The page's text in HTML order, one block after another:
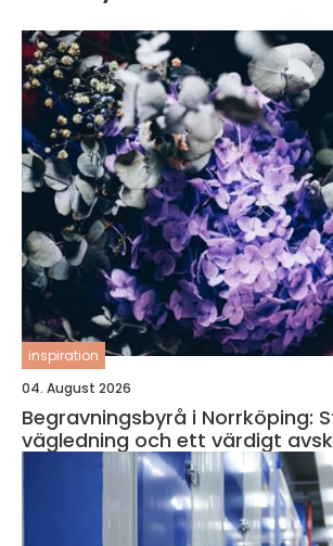
inspiration
04. August 2026
Begravningsbyrå i Norrköping:
vägledning och ett värdigt